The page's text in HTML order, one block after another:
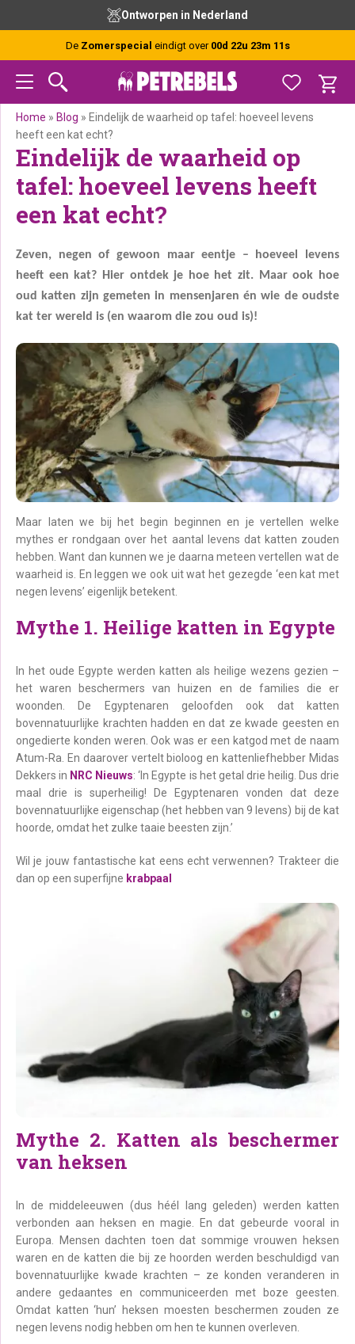
hoofdnavigatie
hoofd
inhoud
eerste
sidebar
voettekst
Gratis advies van onze experts
De Zomerspecial eindigt over 00d 22u 23m 10s
Home » Blog » Eindelijk de waarheid op tafel: hoeveel levens
heeft een kat echt?
Eindelijk de waarheid op
tafel: hoeveel levens heeft
een kat echt?
Zeven, negen of gewoon maar eentje – hoeveel levens
heeft een kat? Hier ontdek je hoe het zit. Maar ook hoe
oud katten zijn gemeten in mensenjaren én wie de oudste
kat ter wereld is (en waarom die zou oud is)!
Maar laten we bij het begin beginnen en je vertellen welke
mythes er rondgaan over het aantal levens dat katten zouden
hebben. Want dan kunnen we je daarna meteen vertellen wat de
waarheid is. En leggen we ook uit wat het gezegde ‘een kat met
negen levens’ eigenlijk betekent.
Mythe 1. Heilige katten in Egypte
In het oude Egypte werden katten als heilige wezens gezien –
het waren beschermers van huizen en de families die er
woonden. De Egyptenaren geloofden ook dat katten
bovennatuurlijke krachten hadden en dat ze kwade geesten en
ongedierte konden weren. Ook was er een katgod met de naam
Atum-Ra. En daarover vertelt bioloog en kattenliefhebber Midas
Dekkers in NRC Nieuws: ‘In Egypte is het getal drie heilig. Dus drie
maal drie is superheilig! De Egyptenaren vonden dat deze
bovennatuurlijke eigenschap (het hebben van 9 levens) bij de kat
hoorde, omdat het zulke taaie beesten zijn.’
Wil je jouw fantastische kat eens echt verwennen? Trakteer die
dan op een superfijne krabpaal
Mythe 2. Katten als beschermer
van heksen
In de middeleeuwen (dus héél lang geleden) werden katten
verbonden aan heksen en magie. En dat gebeurde vooral in
Europa. Mensen dachten toen dat sommige vrouwen heksen
waren en de katten die bij ze hoorden werden beschuldigd van
bovennatuurlijke kwade krachten – ze konden veranderen in
andere gedaantes en communiceerden met boze geesten.
Omdat katten ‘hun’ heksen moesten beschermen zouden ze
negen levens nodig hebben om hen te kunnen overleven.